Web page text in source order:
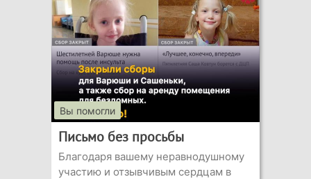
Вы помогли
Письмо без просьбы
Благодаря вашему неравнодушному
участию и отзывчивым сердцам в